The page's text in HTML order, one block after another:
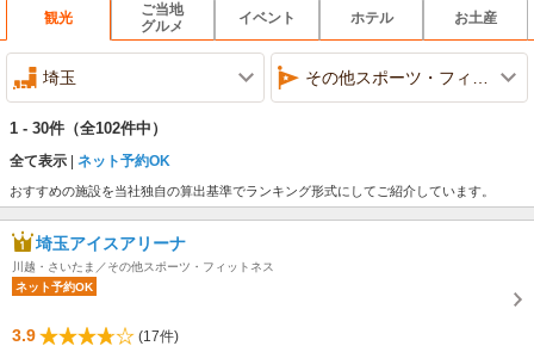
観光
ご当地
グルメ
イベント ホテル お土産
埼玉 その他スポーツ・フィットネス
1 - 30件 （全102件中）
全て表示 ネット予約OK
おすすめの施設を当社独自の算出基準でランキング形式にしてご紹介しています。
埼玉アイスアリーナ
川越・さいたま／その他スポーツ・フィットネス
ネット予約OK
3.9
(17件)